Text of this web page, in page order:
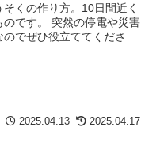
くの作り方。10日間近く
です。 突然の停電や災害
でぜひ役立ててくださ
2025.04.13 2025.04.17